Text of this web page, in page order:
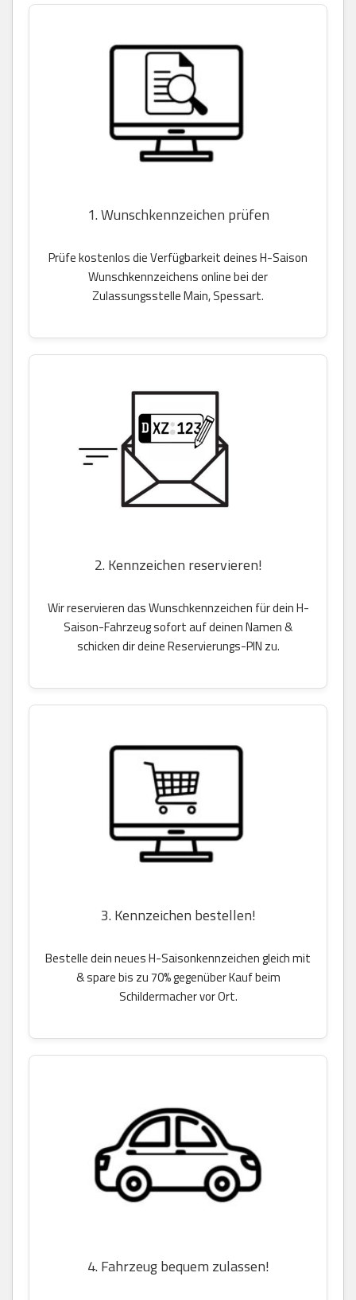
1. Wunschkennzeichen prüfen
Prüfe kostenlos die Verfügbarkeit deines H-Saison
Wunschkennzeichens online bei der
Zulassungsstelle Main, Spessart.
2. Kennzeichen reservieren!
Wir reservieren das Wunschkennzeichen für dein H-
Saison-Fahrzeug sofort auf deinen Namen &
schicken dir deine Reservierungs-PIN zu.
3. Kennzeichen bestellen!
Bestelle dein neues H-Saisonkennzeichen gleich mit
& spare bis zu 70% gegenüber Kauf beim
Schildermacher vor Ort.
4. Fahrzeug bequem zulassen!